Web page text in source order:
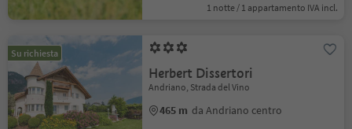
1 notte / 1 appartamento IVA incl.
Su richiesta
Herbert Dissertori
Andriano, Strada del Vino
465 m da Andriano centro